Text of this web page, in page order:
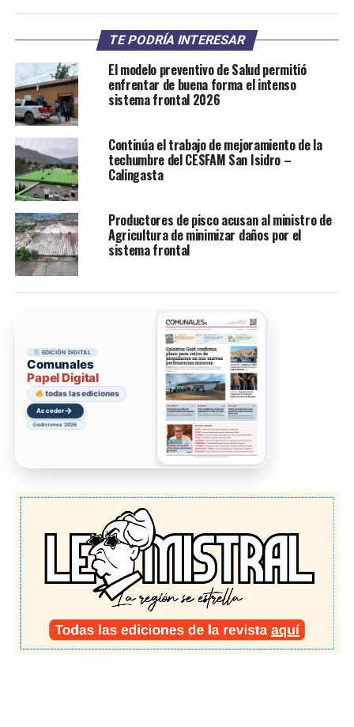
TE PODRÍA INTERESAR
El modelo preventivo de Salud permitió
enfrentar de buena forma el intenso
sistema frontal 2026
Continúa el trabajo de mejoramiento de la
techumbre del CESFAM San Isidro –
Calingasta
Productores de pisco acusan al ministro de
Agricultura de minimizar daños por el
sistema frontal
EDICIÓN DIGITAL
Comunales
Papel Digital
todas las ediciones
Acceder→
ediciones 2026